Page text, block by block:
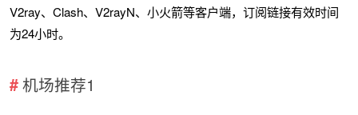
V2ray、Clash、V2rayN、小火箭等客户端，订阅链接有效时间
为24小时。
机场推荐1